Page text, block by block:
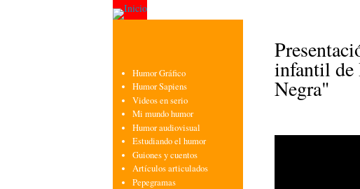
Humor Gráfico
Humor Sapiens
Videos en serio
Mi mundo humor
Humor audiovisual
Estudiando el humor
Guiones y cuentos
Artículos articulados
Pepegramas
infantil de
Negra"